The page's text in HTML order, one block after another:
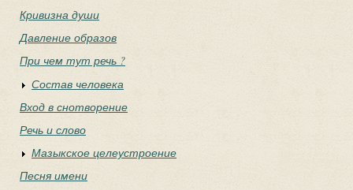
Кривизна души
Давление образов
При чем тут речь ?
Состав человека
Вход в снотворение
Речь и слово
Мазыкское целеустроение
Песня имени